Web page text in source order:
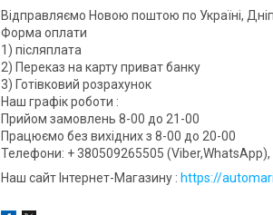
Відправляємо Новою поштою по Україні,
Форма оплати
1) післяплата
2) Переказ на карту приват банку
3) Готівковий розрахунок
Наш графік роботи :
Прийом замовлень 8-00 до 21-00
Працюємо без вихідних з 8-00 до 20-00
Телефони: + 380509265505
Наш сайт Інтернет-Магазину : https://